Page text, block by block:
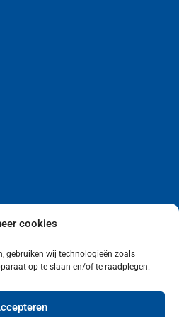
cookies
gebruiken wij technologieën zoals
op te slaan en/of te raadplegen.